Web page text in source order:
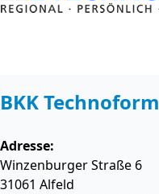
BKK Technoform
Adresse:
Winzenburger Straße 6
31061 Alfeld